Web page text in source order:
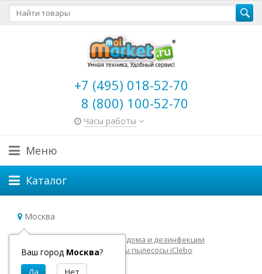
+7 (495) 018-52-70
8 (800) 100-52-70
Часы работы
Меню
Каталог
Москва
Ваш город Москва?
Главная
Роботы для уборки дома и дезинфекции
Роботы пылесосы
Роботы пылесосы iClebo
Аксессуары для iClebo